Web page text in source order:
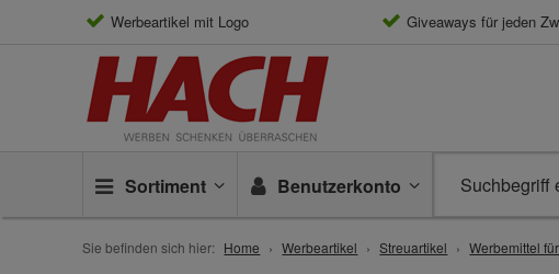
Werbeartikel mit Logo Giveaways für jeden
Sortiment Benutzerkonto
Sie befinden sich hier: Home Werbeartikel Streuartikel Werbemittel